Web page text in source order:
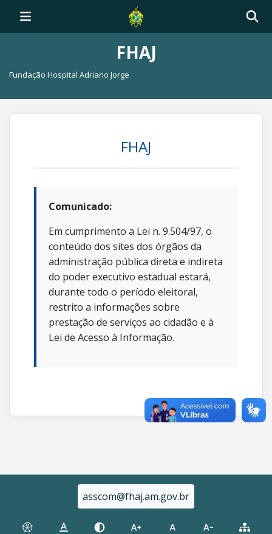
FHAJ
Fundação Hospital Adriano Jorge
FHAJ
Comunicado:
Em cumprimento a Lei n. 9.504/97, o
conteúdo dos sites dos órgãos da
administração pública direta e indireta
do poder executivo estadual estará,
durante todo o período eleitoral,
restrito a informações sobre
prestação de serviços ao cidadão e à
Lei de Acesso à Informação.
asscom@fhaj.am.gov.br